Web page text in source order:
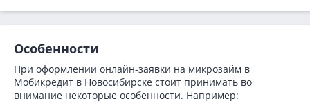
Особенности
При оформлении онлайн-заявки на микрозайм в
Мобикредит в Новосибирске стоит принимать во
внимание некоторые особенности. Например: